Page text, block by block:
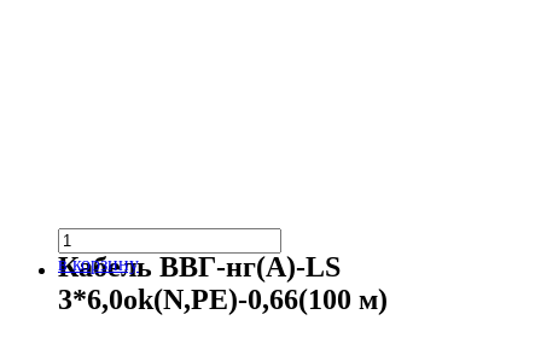
в корзину
Кабель ВВГ-нг(А)-LS
3*6,0ok(N,PE)-0,66(100 м)